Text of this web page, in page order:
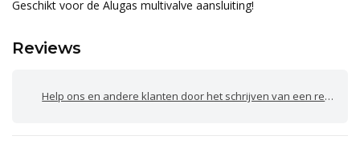
Geschikt voor de Alugas multivalve aansluiting!
Reviews
Help ons en andere klanten door het schrijven van een review